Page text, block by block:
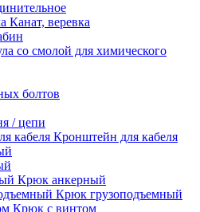
Канат, веревка
со смолой для химического
болтов
/ цепи
Кронштейн для кабеля
Крюк анкерный
Крюк грузоподъемный
Крюк с винтом